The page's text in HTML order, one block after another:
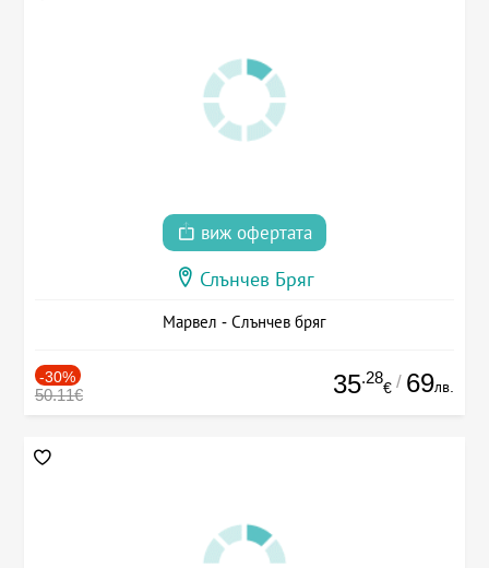
виж офертата
Слънчев Бряг
Марвел - Слънчев бряг
-30%
50.11€ 35.28
€ / 69лв.